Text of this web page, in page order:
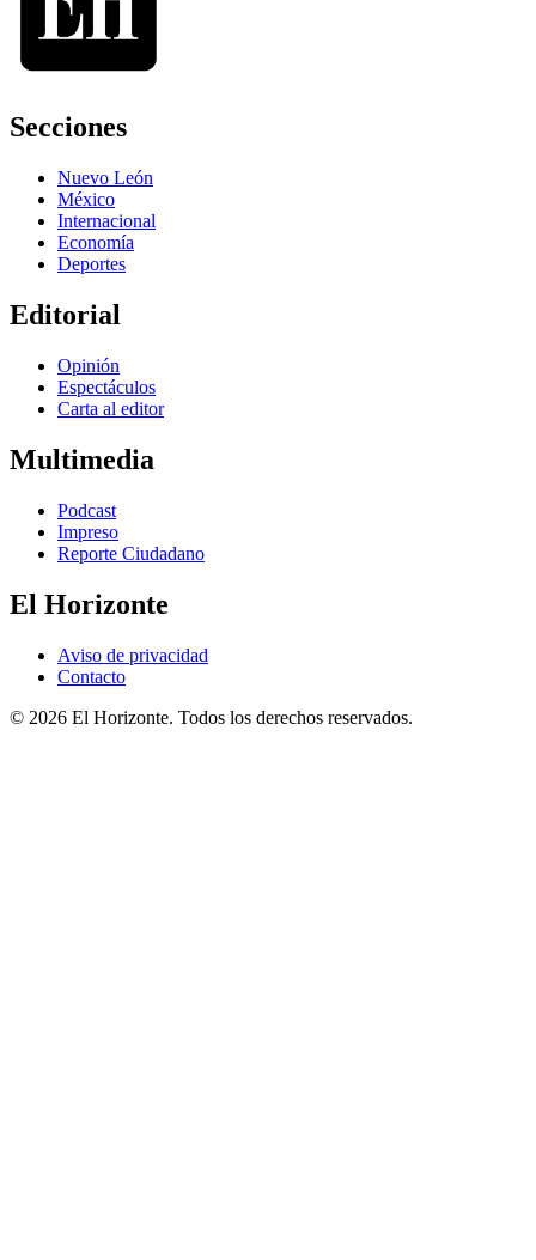
Secciones
Nuevo León
México
Internacional
Economía
Deportes
Editorial
Opinión
Espectáculos
Carta al editor
Multimedia
Podcast
Impreso
Reporte Ciudadano
El Horizonte
Aviso de privacidad
Contacto
© 2026 El Horizonte. Todos los derechos reservados.